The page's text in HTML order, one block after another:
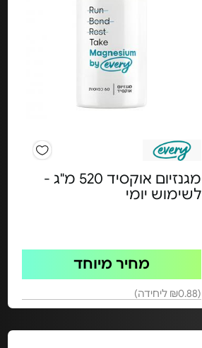
מגנזיום אוקסיד 520 מ"ג -
לשימוש יומי
מחיר מיוחד
(₪0.88 ליחידה)